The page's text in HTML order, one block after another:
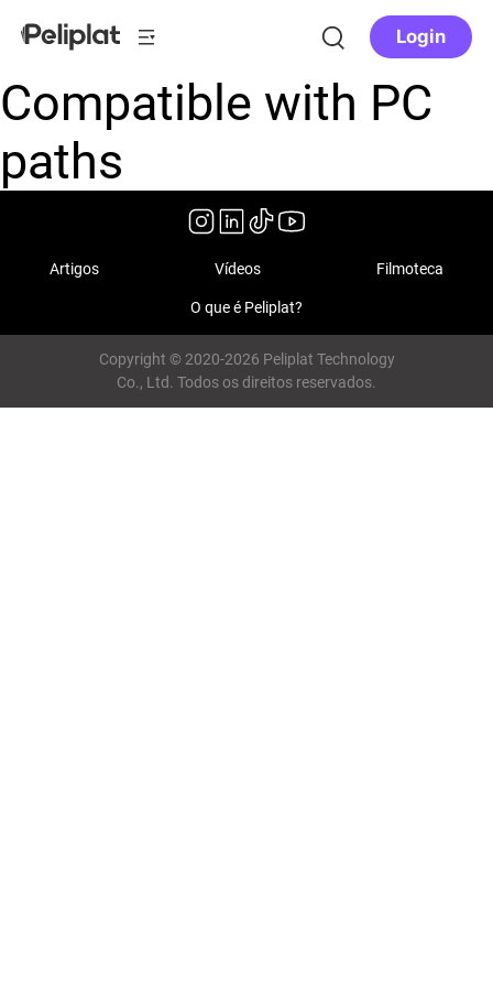
Login
Compatible with PC
paths
Artigos Vídeos Filmoteca
O que é Peliplat?
Copyright © 2020-2026 Peliplat Technology
Co., Ltd. Todos os direitos reservados.